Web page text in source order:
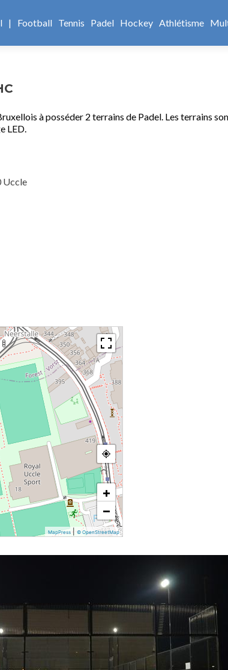
| Football Tennis Padel Hockey Athlétisme
à posséder 2 terrains de Padel. Les terrains
LED.
Uccle
+
−
MapPress |© OpenStreetMap